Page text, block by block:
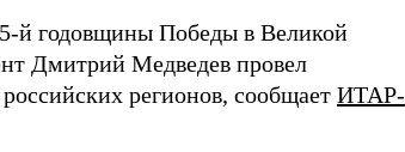
й годовщины Победы в Великой
Дмитрий Медведев провел
регионов, сообщает ИТАР-